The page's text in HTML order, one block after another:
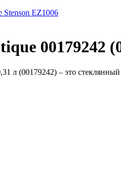
Stenson EZ1006
00179242
л (00179242) – это